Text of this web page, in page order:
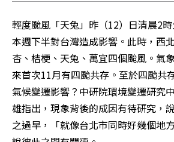
輕度颱風「天兔」昨（12）日清晨2
本週下半對台灣造成影響。此時，西
杏、桔梗、天兔、萬宜四個颱風。氣
來首次11月有四颱共存。至於四颱共
氣候變遷影響？中研院環境變遷研究
雄指出，現象背後的成因有待研究，
之過早，「就像台北市同時好幾個地